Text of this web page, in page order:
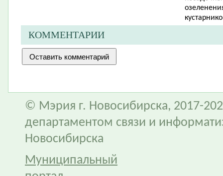
КОММЕНТАРИИ
© Мэрия г. Новосибирска, 2017-
департаментом связи и
Новосибирска
Муниципальный